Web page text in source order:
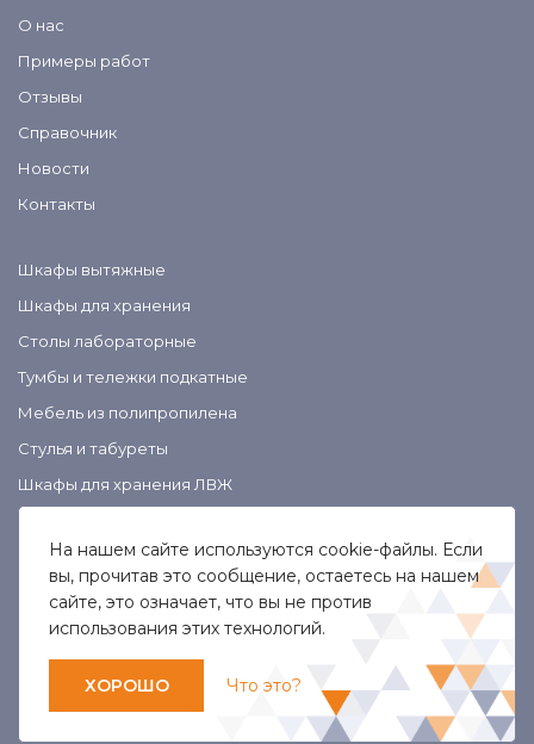
О нас
Примеры работ
Отзывы
Справочник
Новости
Контакты
Шкафы вытяжные
Шкафы для хранения
Столы лабораторные
Тумбы и тележки подкатные
Мебель из полипропилена
Стулья и табуреты
Шкафы для хранения ЛВЖ
Специальная оценка условий труда
Copyright © 2026
Разработано и продвигается «The Alpha»
На нашем сайте используются cookie-файлы. Если
вы, прочитав это сообщение, остаетесь на нашем
сайте, это означает, что вы не против
использования этих технологий.
ХОРОШО Что это?